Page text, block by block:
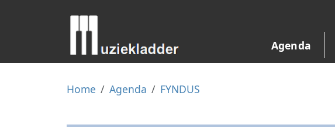
Agenda
Home Agenda FYNDUS